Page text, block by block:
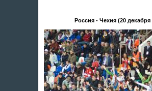
Россия - Чехия (20 декабря